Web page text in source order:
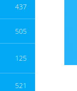
437
505
125
521